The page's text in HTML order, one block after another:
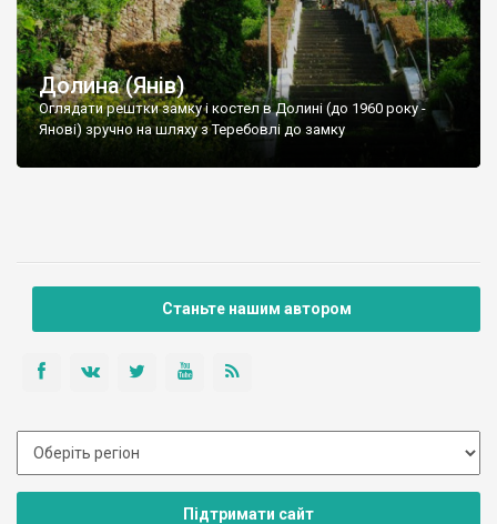
Долина (Янів)
Оглядати рештки замку і костел в Долині (до 1960 року -
Янові) зручно на шляху з Теребовлі до замку
Станьте нашим автором
Підтримати сайт